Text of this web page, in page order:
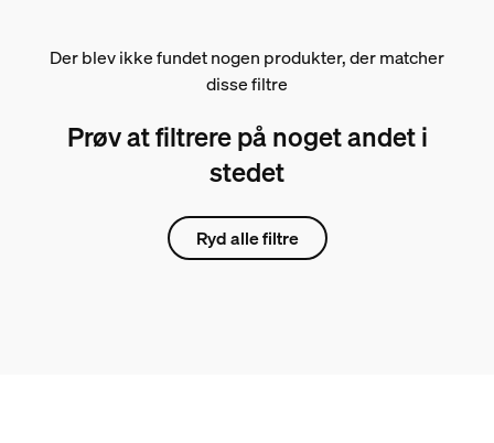
Der blev ikke fundet nogen produkter, der matcher
disse filtre
Prøv at filtrere på noget andet i
stedet
Ryd alle filtre